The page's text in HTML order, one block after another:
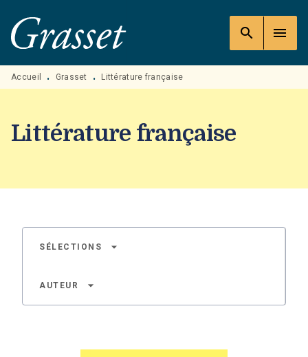
MENU RECHERCHE
PIED DE PAGE
search menu
Accueil • Grasset • Littérature française
Littérature française
SÉLECTIONS arrow_drop_down
AUTEUR arrow_drop_down